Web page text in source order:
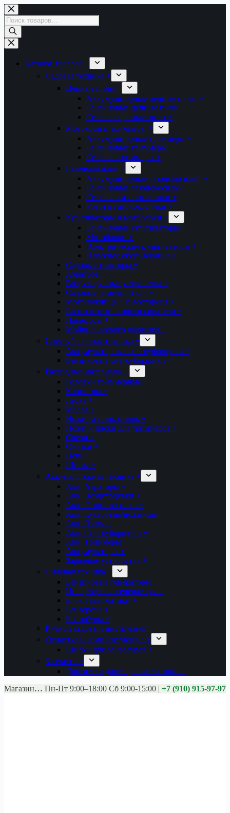
Перейти
к
сути
Поиск
товаров
Каталог товаров +
Садовая техника +
Цепные пилы +
Аккумуляторные цепные пилы +
Бензиновые цепные пилы +
Сетевые цепные пилы +
Мотокосы и триммеры +
Аккумуляторные триммеры +
Бензиновые триммеры +
Сетевые триммеры +
Газонокосилки +
Аккумуляторные газонокосилки +
Бензиновые газонокосилки +
Сетевые газонокосилки +
Рототы газонокосилки +
Культиваторы и мотоблоки +
Бензиновые культиваторы +
Мотоблоки +
Электрические культиваторы +
Навесное оборудование +
Садовые тракторы +
Аэраторы +
Воздуходувные устройства +
Садовые измельчители +
Мотоножницы / Высоторезы +
Распылители и опрыскиватели +
Пылесосы +
Мойки высокого давления +
Снегоуборочная техника +
Аккумуляторные снегоуборщики +
Бензиновые снегоуборщики +
Расходные материалы +
Головки триммерные +
Канистры +
Леска +
Масла +
Ножи газонокосилок +
Ножи и диски для триммеров +
Свечи +
Смазки +
Цепи +
Шины +
Аккумуляторная техника +
Акк. Аэраторы +
Акк. Воздуходувки +
Акк. Газонокосилки +
Акк. Кусторезы/ножницы +
Акк. Пилы +
Акк. Снегоуборщики +
Акк. Триммеры +
Аккумуляторы +
Зарядные устройства +
Силовая техника +
Бензиновые генераторы +
Инверторные генераторы +
Блоки автоматики +
Бензорезы +
Бензобуры +
Ручной садовый инструмент +
Оснастка и комплектующие +
Шнеки для бензобуров +
Запчасти +
Двигатели для садовой техники +
Магазины: Калуга ул. Московская д.113
Пн-Пт 9:00–18:00 Сб 9:00-15:00 | +7 (910) 915-97-97